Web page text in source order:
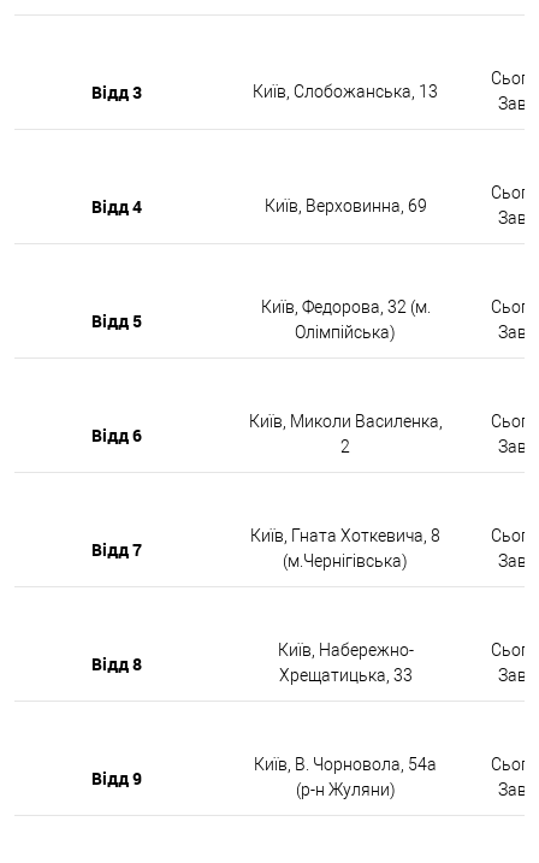
Відд 3 Київ, Слобожанська, 13
Відд 4 Київ, Верховинна, 69
Відд 5
Київ, Федорова, 32 (м.
Олімпійська)
Відд 6
Київ, Миколи Василенка,
2
Відд 7
Київ, Гната Хоткевича, 8
(м.Чернігівська)
Відд 8
Київ, Набережно-
Хрещатицька, 33
Відд 9
Київ, В. Чорновола, 54а
(р-н Жуляни)